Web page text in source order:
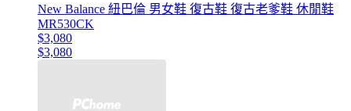
New Balance 紐巴倫 男女鞋 復古鞋 復古老爹鞋 休閒鞋
MR530CK
$3,080
$3,080